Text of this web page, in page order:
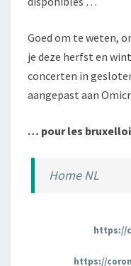
Goed om te weten,
je deze herfst en
concerten in
aangepast aan
… pour les
Home NL
https://
https://